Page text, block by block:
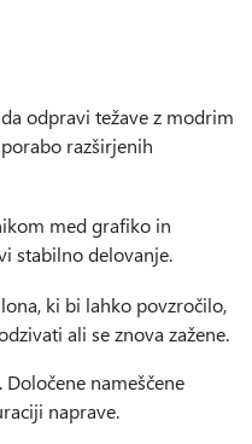
odpravi težave z modrim
razširjenih
med grafiko in
stabilno delovanje.
ki bi lahko povzročilo,
ali se znova zažene.
nameščene
naprave.